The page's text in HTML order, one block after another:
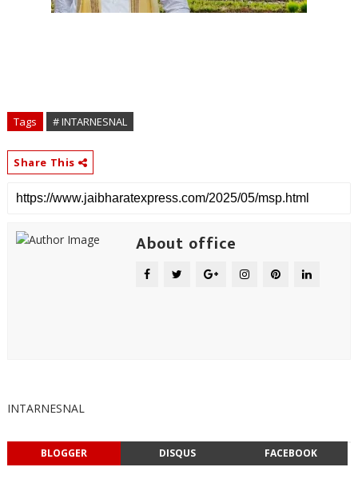
Tags # INTARNESNAL
Share This
About office
INTARNESNAL
BLOGGER DISQUS FACEBOOK